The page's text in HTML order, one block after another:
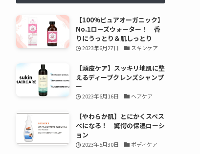
【100%ピュアオーガニック】
No.1ローズウォーター！ 香
りにうっとり＆肌しっとり
2023年6月27日 スキンケア
【頭皮ケア】スッキリ地肌に整
えるディープクレンズシャンプ
ー
2023年6月16日 ヘアケア
【やわらか肌】とにかくスベス
ベになる！ 驚愕の保湿ローシ
ョン
2023年5月30日 ボディケア